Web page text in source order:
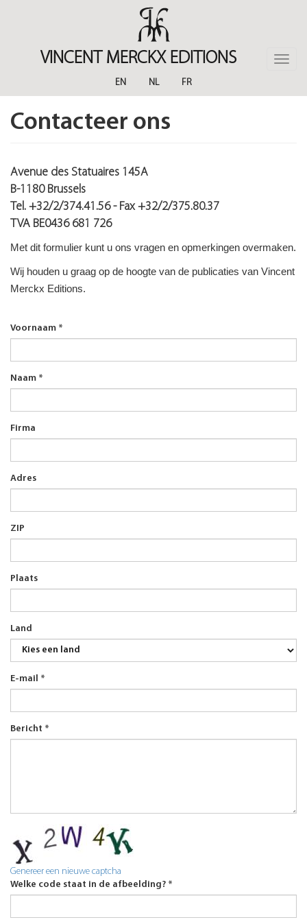
VINCENT MERCKX EDITIONS
Toggle
EN
NL FR
Contacteer ons
Avenue des Statuaires 145A
B-1180 Brussels
Tel. +32/2/374.41.56 - Fax +32/2/375.80.37
TVA BE0436 681 726
Met dit formulier kunt u ons vragen en opmerkingen overmaken.
Wij houden u graag op de hoogte van de publicaties van Vincent
Merckx Editions.
Voornaam *
Naam *
Firma
Adres
ZIP
Plaats
Land
E-mail *
Bericht *
Genereer een nieuwe captcha
Welke code staat in de afbeelding? *